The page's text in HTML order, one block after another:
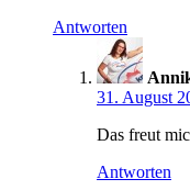
Antworten
31. August
Das freut
Antworten